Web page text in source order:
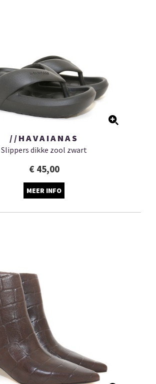
//HAVAIANAS
Slippers dikke zool zwart
€ 45,00
MEER INFO